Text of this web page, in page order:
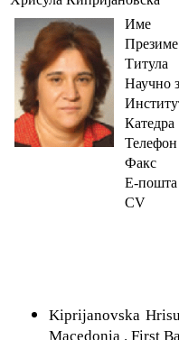
Име
Презиме
Титула
Научно
Катедра
Телефон
Факс
Е-пошта
CV
Kiprijanovska
Macedonia . First